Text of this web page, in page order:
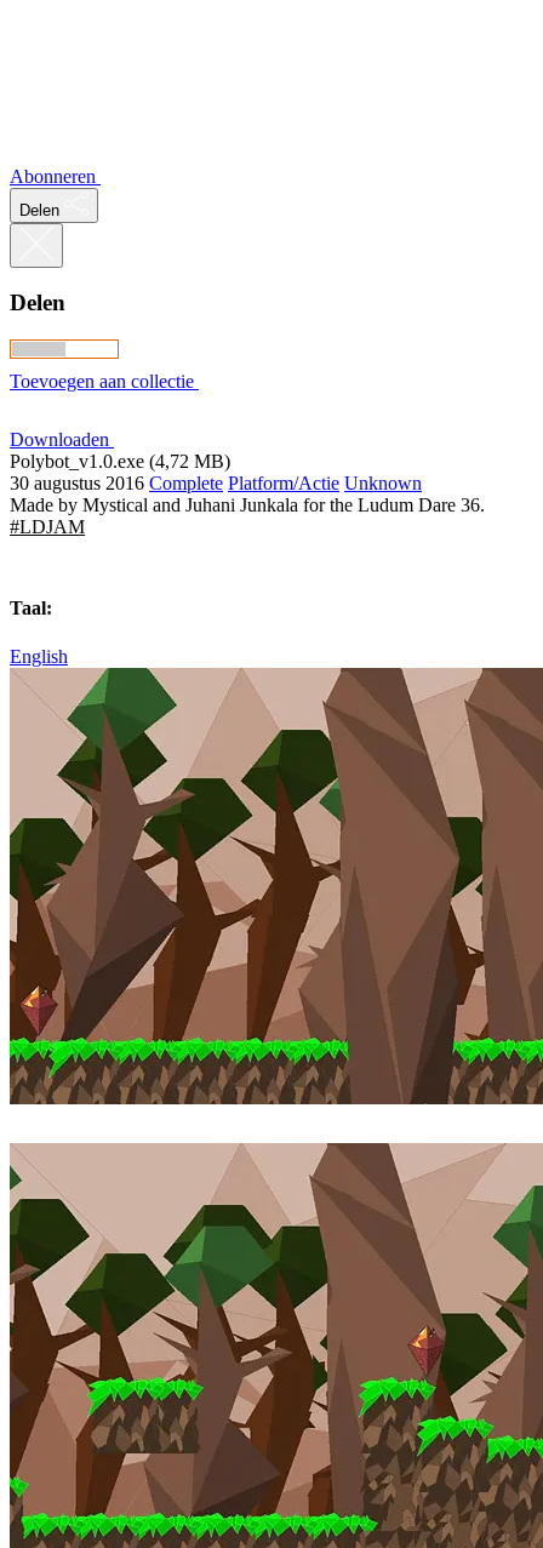
Abonneren
Delen
Delen
Toevoegen aan collectie
Downloaden
Polybot_v1.0.exe (4,72 MB)
30 augustus 2016 Complete Platform/Actie Unknown
Made by Mystical and Juhani Junkala for the Ludum Dare 36.
#LDJAM
Taal:
English